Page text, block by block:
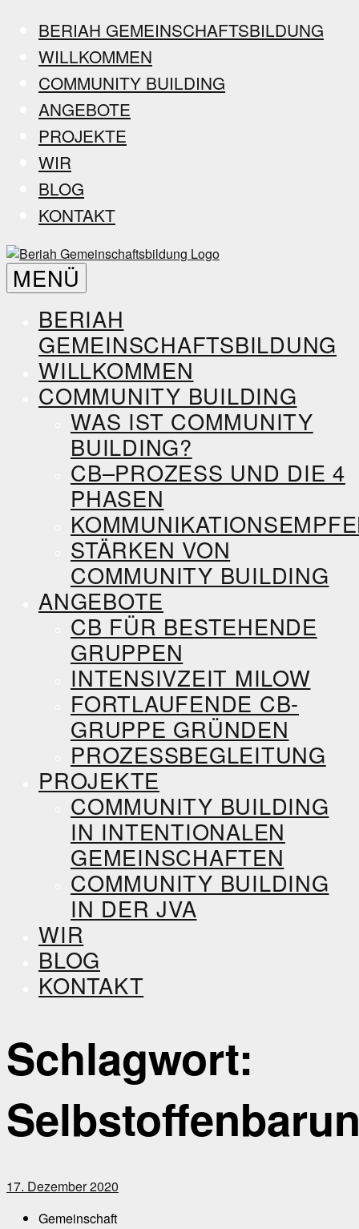
springen
BERIAH GEMEINSCHAFTSBILDUNG
WILLKOMMEN
COMMUNITY BUILDING
ANGEBOTE
PROJEKTE
WIR
BLOG
KONTAKT
Beriah
Gemeinschaftsbildung
MENÜ
BERIAH
GEMEINSCHAFTSBILDUNG
WILLKOMMEN
COMMUNITY BUILDING
WAS IST COMMUNITY
BUILDING?
CB–PROZESS UND DIE 4
PHASEN
STÄRKEN VON
COMMUNITY BUILDING
ANGEBOTE
CB FÜR BESTEHENDE
GRUPPEN
INTENSIVZEIT MILOW
FORTLAUFENDE CB-
GRUPPE GRÜNDEN
PROZESSBEGLEITUNG
PROJEKTE
COMMUNITY BUILDING
IN INTENTIONALEN
GEMEINSCHAFTEN
COMMUNITY BUILDING
IN DER JVA
WIR
BLOG
KONTAKT
Schlagwort:
17. Dezember 2020
Gemeinschaft